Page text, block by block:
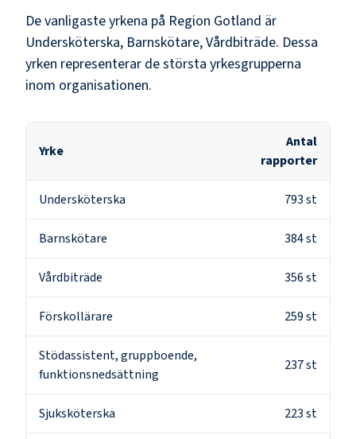
De vanligaste yrkena på Region Gotland är
Undersköterska, Barnskötare, Vårdbiträde. Dessa
yrken representerar de största yrkesgrupperna
inom organisationen.
Yrke
Antal
rapporter
Undersköterska 793st
Barnskötare 384st
Vårdbiträde 356st
Förskollärare 259st
Stödassistent, gruppboende,
funktionsnedsättning
237st
Sjuksköterska 223st